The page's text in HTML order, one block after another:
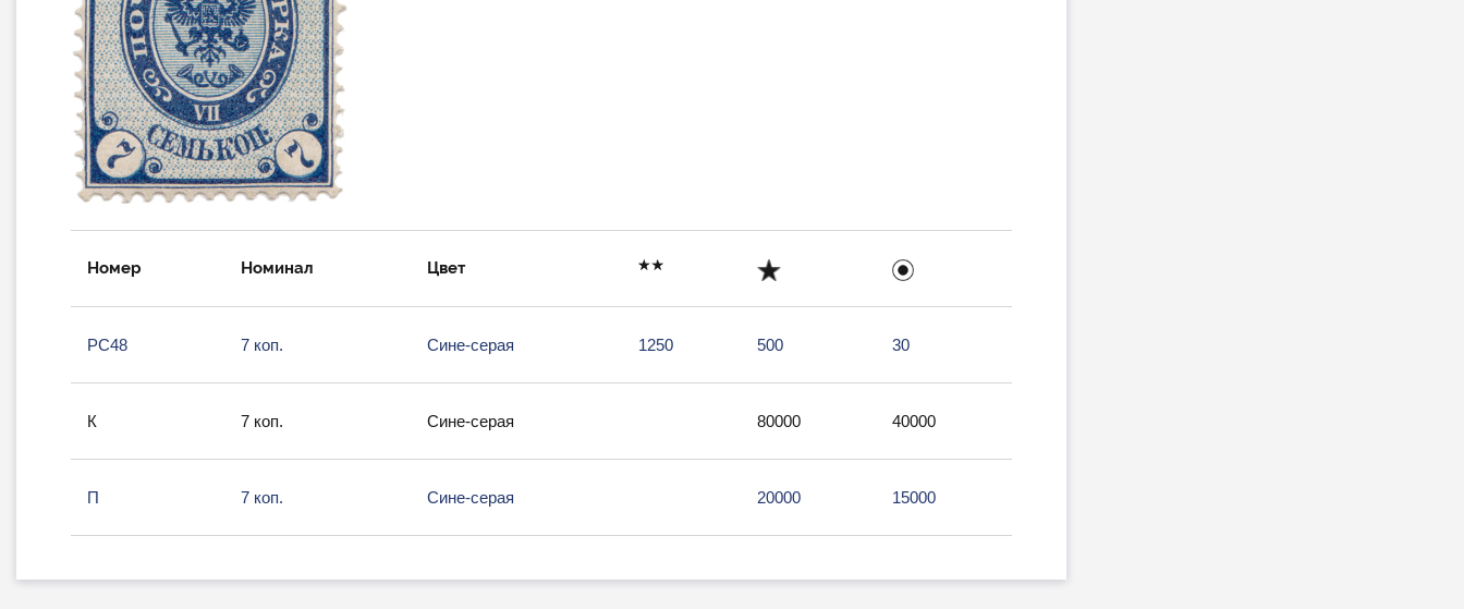
Номер Номинал Цвет
РС48 7 коп. Сине-серая 1250 500 30
К 7 коп. Сине-серая 80000 40000
П 7 коп. Сине-серая 20000 15000